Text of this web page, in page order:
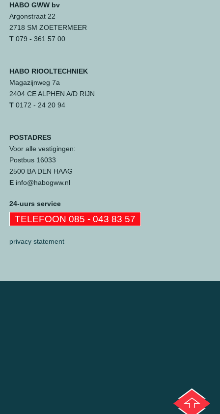
HABO GWW bv
Argonstraat 22
2718 SM ZOETERMEER
T079 - 361 57 00
HABO RIOOLTECHNIEK
Magazijnweg 7a
2404 CE ALPHEN A/D RIJN
T0172 - 24 20 94
POSTADRES
Voor alle vestigingen:
Postbus 16033
2500 BA DEN HAAG
Einfo@habogww.nl
24-uurs service
TELEFOON 085 - 043 83 57
privacy statement